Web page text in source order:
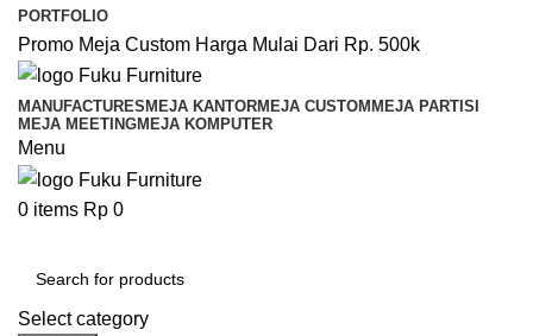
PORTFOLIO
Promo Meja Custom Harga Mulai Dari Rp. 500k
MANUFACTURES MEJA KANTORMEJA CUSTOM MEJA PARTISI
MEJA MEETINGMEJA KOMPUTER
Menu
0 items Rp 0
Select category